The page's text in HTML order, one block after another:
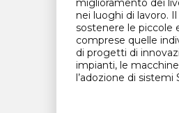
miglioramento dei
nei luoghi di lavoro.
sostenere le piccole
comprese quelle
di progetti di
impianti, le
l’adozione di sistemi